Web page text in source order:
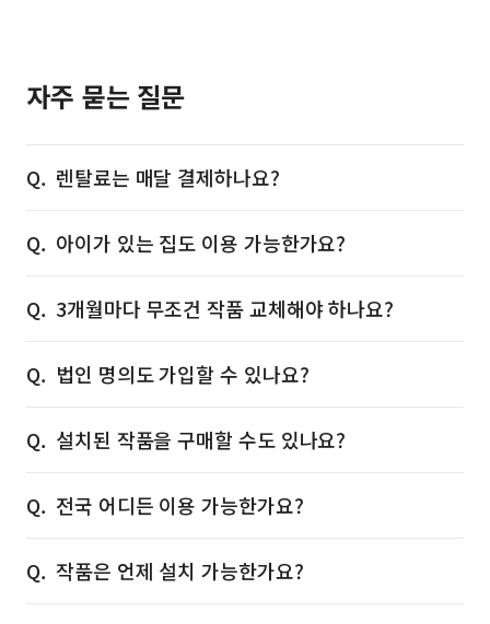
자주 묻는 질문
렌탈료는 매달 결제하나요?
아이가 있는 집도 이용 가능한가요?
3개월마다 무조건 작품 교체해야 하나요?
법인 명의도 가입할 수 있나요?
설치된 작품을 구매할 수도 있나요?
전국 어디든 이용 가능한가요?
작품은 언제 설치 가능한가요?